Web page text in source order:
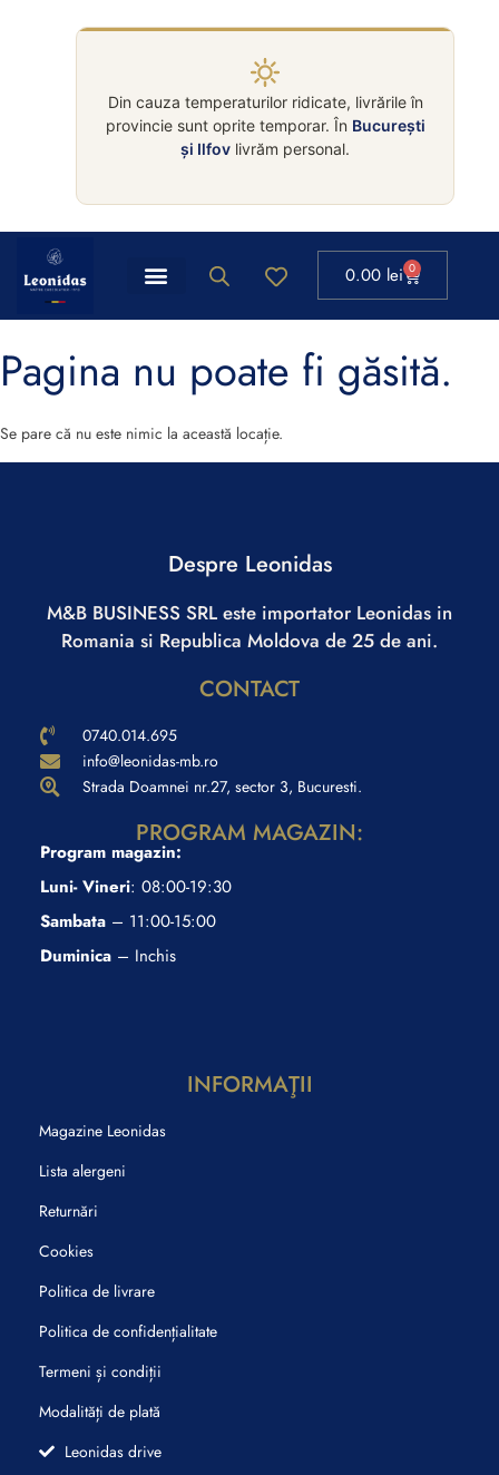
Din cauza temperaturilor ridicate, livrările în
provincie sunt oprite temporar. În București
și Ilfov livrăm personal.
0.00 lei 0
Pagina nu poate fi găsită.
Se pare că nu este nimic la această locație.
Despre Leonidas
M&B BUSINESS SRL este importator Leonidas in
Romania si Republica Moldova de 25 de ani.
CONTACT
0740.014.695
info@leonidas-mb.ro
Strada Doamnei nr.27, sector 3, Bucuresti.
PROGRAM MAGAZIN:
Program magazin:
Luni- Vineri: 08:00-19:30
Sambata – 11:00-15:00
Duminica – Inchis
INFORMAŢII
Magazine Leonidas
Lista alergeni
Returnări
Cookies
Politica de livrare
Politica de confidențialitate
Termeni și condiții
Modalități de plată
Leonidas drive